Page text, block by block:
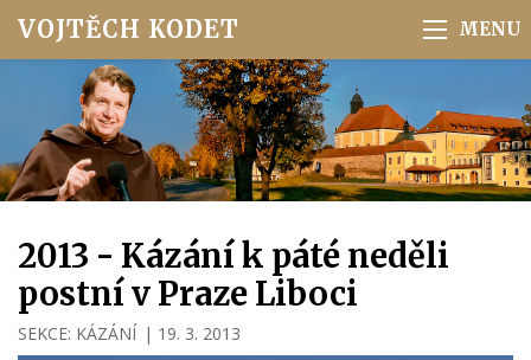
VOJTĚCH KODET
2013 - Kázání k páté neděli
postní v Praze Liboci
SEKCE: KÁZÁNÍ | 19. 3. 2013